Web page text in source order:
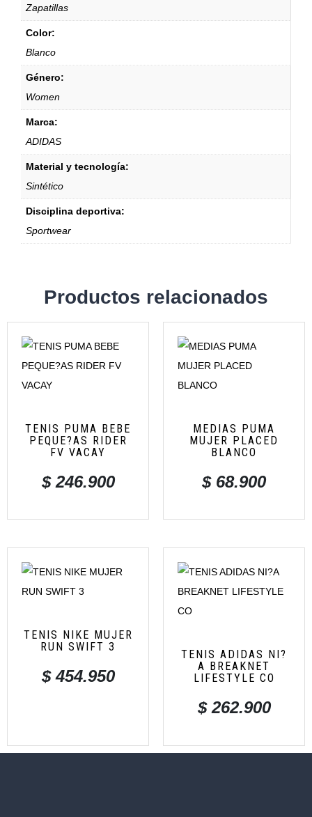
Zapatillas
Color:
Blanco
Género:
Women
Marca:
ADIDAS
Material y tecnología:
Sintético
Disciplina deportiva:
Sportwear
Productos relacionados
TENIS PUMA BEBE
PEQUE?AS RIDER
FV VACAY
$246.900
MEDIAS PUMA
MUJER PLACED
BLANCO
$68.900
TENIS NIKE MUJER
RUN SWIFT 3
$454.950
TENIS ADIDAS NI?
A BREAKNET
LIFESTYLE CO
$262.900